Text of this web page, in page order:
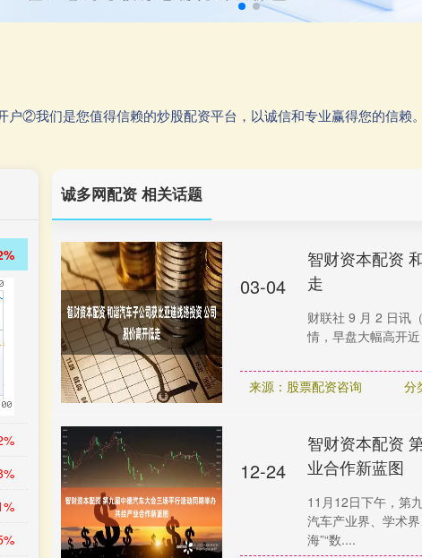
②我们是您值得信赖的炒股配资平台，以诚信和专业赢得您的信赖。
诚多网配资 相关话题
03-04
智财资本配资
走
财联社 9 月 2 日讯
情，早盘大幅高开
来源：股票配资咨询 分
12-24
智财资本配资
业合作新蓝图
11月12日下午，第
汽车产业界、学术
海”“数....